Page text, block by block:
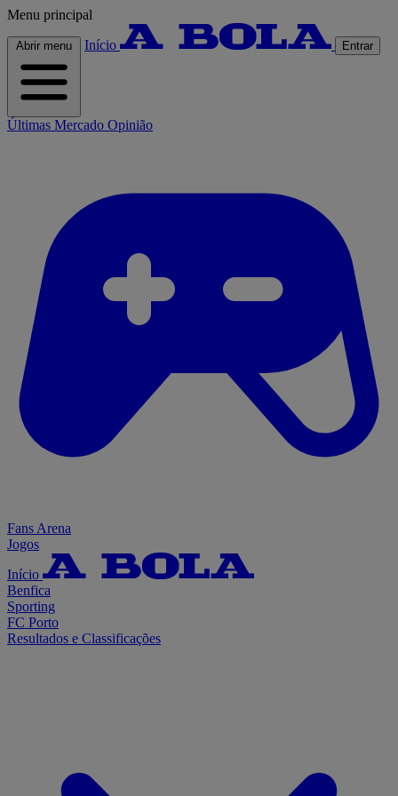
Menu principal
Abrir menu Início Entrar
Últimas Mercado Opinião
Fans Arena
Jogos
Início
Benfica
Sporting
FC Porto
Resultados e Classificações